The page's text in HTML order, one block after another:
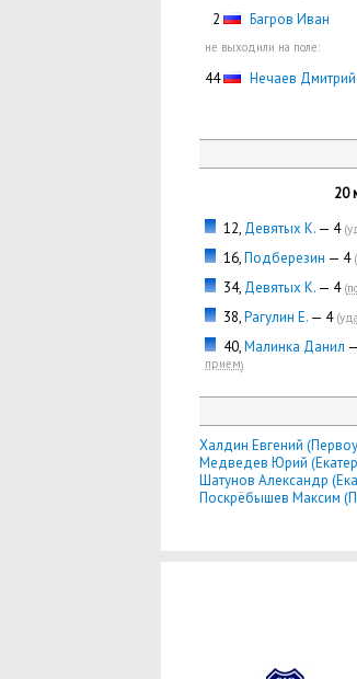
2 Багров Иван
не выходили на поле:
44 Нечаев Дмитрий
20
12, Девятых К. — 4 (
16,Подберезин — 4 (
34, Девятых К. — 4 (
38,Рагулин Е. — 4 (
40,Малинка Данил
прием)
Халдин Евгений
Медведев Юрий
Шатунов Александр
Поскрёбышев Максим